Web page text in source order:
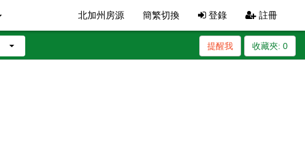
北加州房源 簡繁切換 登錄 註冊
收藏夾: 0
提醒我